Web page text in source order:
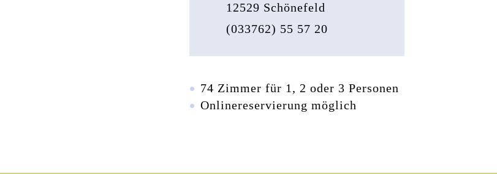
12529 Schönefeld
(033762) 55 57 20
74 Zimmer für 1, 2 oder 3 Personen
Onlinereservierung möglich